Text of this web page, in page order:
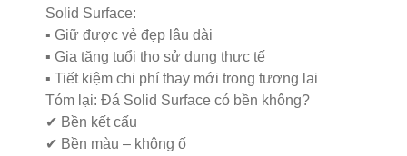
Solid Surface:
▪️ Giữ được vẻ đẹp lâu dài
▪️ Gia tăng tuổi thọ sử dụng thực tế
▪️ Tiết kiệm chi phí thay mới trong tương lai
Tóm lại: Đá Solid Surface có bền không?
✔ Bền kết cấu
✔ Bền màu – không ố